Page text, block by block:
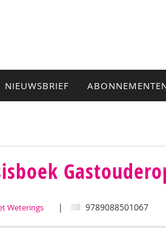
NIEUWSBRIEF
Weterings | 9789088501067